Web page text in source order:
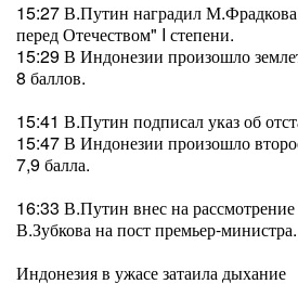
15:27 В.Путин наградил М.Фрадкова
перед Отечеством" I степени.
15:29 В Индонезии произошло
8 баллов.
15:41 В.Путин подписал указ об
15:47 В Индонезии произошло
7,9 балла.
16:33 В.Путин внес на
В.Зубкова на пост премьер-министра.
Индонезия в ужасе затаила дыхание